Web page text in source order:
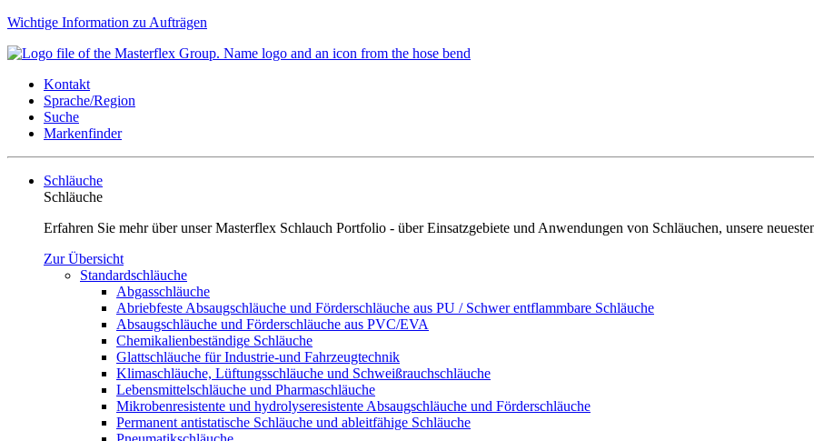
Wichtige Information zu Aufträgen
Kontakt
Sprache/Region
Suche
Markenfinder
Schläuche
Schläuche
Erfahren Sie mehr über unser Masterflex Schlauch Portfolio - über Einsatzgebiete und Anwendungen von Schläuchen, unsere
Zur Übersicht
Standardschläuche
Abgasschläuche
Abriebfeste Absaugschläuche und Förderschläuche aus PU / Schwer entflammbare Schläuche
Absaugschläuche und Förderschläuche aus PVC/EVA
Chemikalienbeständige Schläuche
Glattschläuche für Industrie-und Fahrzeugtechnik
Klimaschläuche, Lüftungsschläuche und Schweißrauchschläuche
Lebensmittelschläuche und Pharmaschläuche
Mikrobenresistente und hydrolyseresistente Absaugschläuche und Förderschläuche
Permanent antistatische Schläuche und ableitfähige Schläuche